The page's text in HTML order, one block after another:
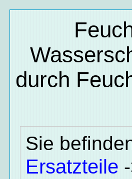
durch
Sie
Ersatzteile